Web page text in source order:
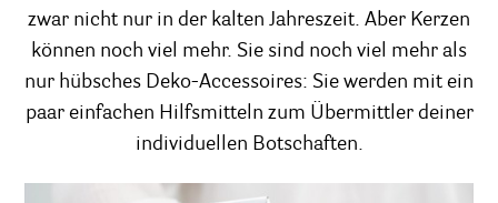
zwar nicht nur in der kalten Jahreszeit. Aber Kerzen
können noch viel mehr. Sie sind noch viel mehr als
nur hübsches Deko-Accessoires: Sie werden mit ein
paar einfachen Hilfsmitteln zum Übermittler deiner
individuellen Botschaften.